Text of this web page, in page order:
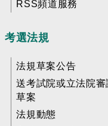
RSS頻道服務
考選法規
法規草案公告
送考試院或立法院審
草案
法規動態